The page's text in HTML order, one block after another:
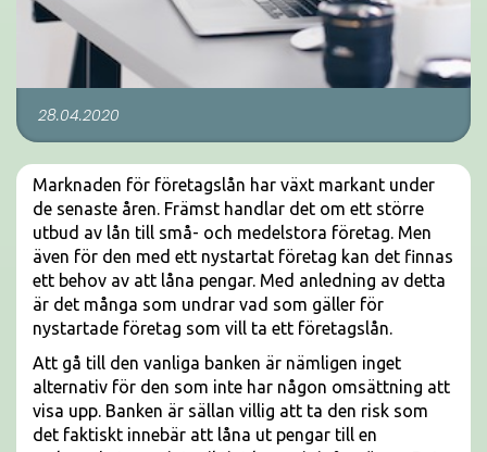
28.04.2020
Marknaden för företagslån har växt markant under
de senaste åren. Främst handlar det om ett större
utbud av lån till små- och medelstora företag. Men
även för den med ett nystartat företag kan det finnas
ett behov av att låna pengar. Med anledning av detta
är det många som undrar vad som gäller för
nystartade företag som vill ta ett företagslån.
Att gå till den vanliga banken är nämligen inget
alternativ för den som inte har någon omsättning att
visa upp. Banken är sällan villig att ta den risk som
det faktiskt innebär att låna ut pengar till en